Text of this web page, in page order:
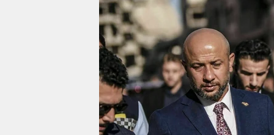
shop
fragen & hilfe
unterstützen
abo
genossenschaft